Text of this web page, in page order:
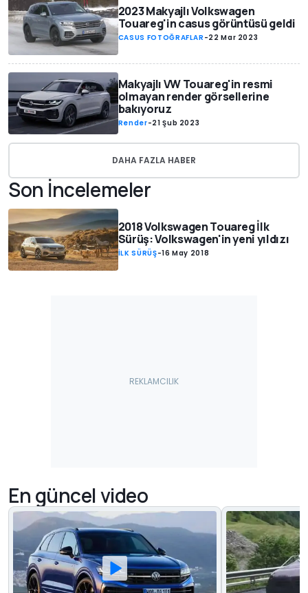
2023 Makyajlı Volkswagen
Touareg'in casus görüntüsü geldi
CASUS FOTOĞRAFLAR -22 Mar 2023
Makyajlı VW Touareg'in resmi
olmayan render görsellerine
bakıyoruz
Render-21 Şub 2023
DAHA FAZLA HABER
Son İncelemeler
2018 Volkswagen Touareg İlk
Sürüş: Volkswagen'in yeni yıldızı
İLK SÜRÜŞ-16 May 2018
En güncel video